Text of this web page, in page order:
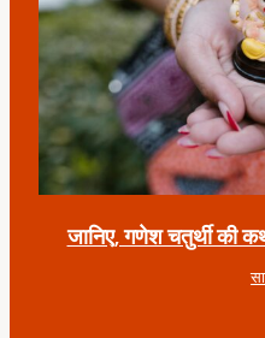
जानिए, गणेश चतुर्थी की